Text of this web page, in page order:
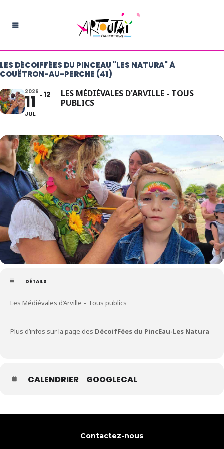
LES DÉCOIFFÉES DU PINCEAU "LES NATURA" À
COUËTRON-AU-PERCHE (41)
2026
11
JUL
12
LES MÉDIÉVALES D'ARVILLE - TOUS
PUBLICS
DÉTAILS
Les Médiévales d’Arville – Tous publics
Plus d’infos sur la page des DécoifFées du PincEau-Les Natura
CALENDRIER GOOGLECAL
Contactez-nous